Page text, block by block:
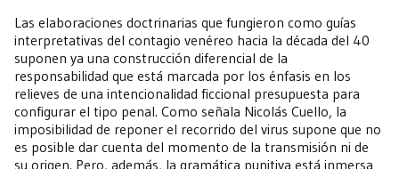
Las elaboraciones doctrinarias que fungieron como guías
interpretativas del contagio venéreo hacia la década del 40
suponen ya una construcción diferencial de la
responsabilidad que está marcada por los énfasis en los
relieves de una intencionalidad ficcional presupuesta para
configurar el tipo penal. Como señala Nicolás Cuello, la
imposibilidad de reponer el recorrido del virus supone que no
es posible dar cuenta del momento de la transmisión ni de
su origen. Pero, además, la gramática punitiva está inmersa